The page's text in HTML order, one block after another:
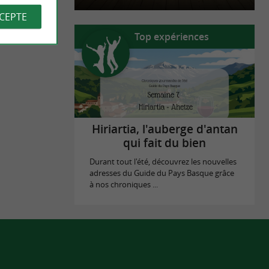
Top expériences
Hiriartia, l'auberge d'antan
qui fait du bien
Durant tout l'été, découvrez les nouvelles
adresses du Guide du Pays Basque grâce
à nos chroniques ...